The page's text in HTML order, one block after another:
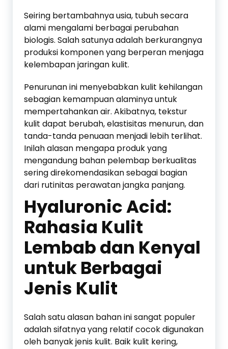
Seiring bertambahnya usia, tubuh secara
alami mengalami berbagai perubahan
biologis. Salah satunya adalah berkurangnya
produksi komponen yang berperan menjaga
kelembapan jaringan kulit.
Penurunan ini menyebabkan kulit kehilangan
sebagian kemampuan alaminya untuk
mempertahankan air. Akibatnya, tekstur
kulit dapat berubah, elastisitas menurun, dan
tanda-tanda penuaan menjadi lebih terlihat.
Inilah alasan mengapa produk yang
mengandung bahan pelembap berkualitas
sering direkomendasikan sebagai bagian
dari rutinitas perawatan jangka panjang.
Hyaluronic Acid:
Rahasia Kulit
Lembab dan Kenyal
untuk Berbagai
Jenis Kulit
Salah satu alasan bahan ini sangat populer
adalah sifatnya yang relatif cocok digunakan
oleh banyak jenis kulit. Baik kulit kering,